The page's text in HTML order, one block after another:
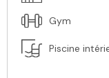
Gym
Piscine